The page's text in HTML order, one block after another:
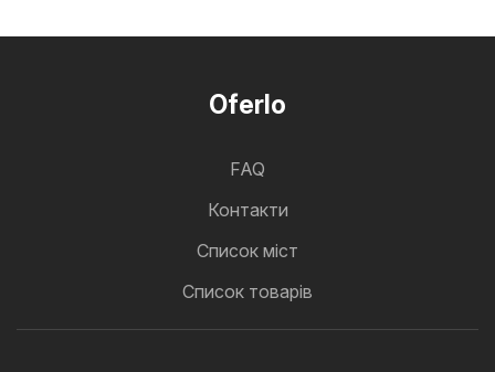
Oferlo
FAQ
Контакти
Cписок міст
Список товарів